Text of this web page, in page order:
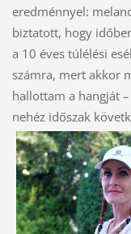
eredménnyel:
biztatott, hogy
a 10 éves túlélési
számra, mert akkor
hallottam a hangját
nehéz időszak